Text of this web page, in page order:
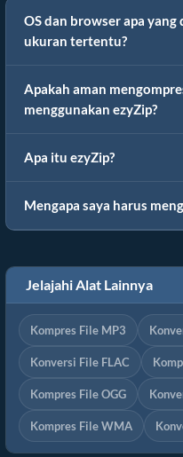
OS dan browser apa
ukuran tertentu?
Apakah aman
menggunakan ezyZip?
Apa itu ezyZip?
Mengapa saya harus
Jelajahi Alat Lainnya
Kompres File MP3
Konversi File FLAC
Kompres File OGG
Kompres File WMA